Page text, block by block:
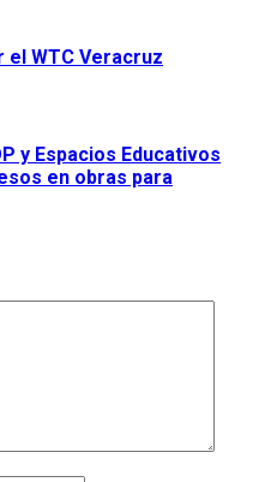
el WTC Veracruz
y Espacios Educativos
en obras para